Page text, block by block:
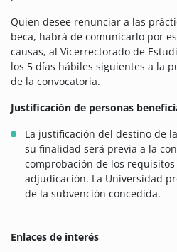
Quien desee renunciar a las
beca, habrá de comunicarlo por
causas, al Vicerrectorado de
los 5 días hábiles siguientes a la
de la convocatoria.
Justificación de personas
La justificación del destino de
su finalidad será previa a la
comprobación de los
adjudicación. La Universidad
de la subvención concedida.
Enlaces de interés